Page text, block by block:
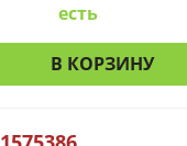
есть
В КОРЗИНУ